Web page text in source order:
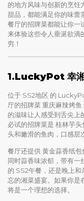
的地方风味与创新的烹饪
甜品，都能满足你的味蕾
餐厅的招牌菜都能让你一
来体验这些令人垂涎欲滴
穷！
1.LuckyPot 幸湘
位于 SS2地区 的
厅的招牌菜 重庆麻辣烤
的滋味让人感受到舌尖上
必试的招牌菜是 桂林芋
头和嫩滑的鱼肉，口感层
餐厅还提供 黄金蒜香纸
同时蒜香味浓郁，带有一
的 SS2午餐，还是晚上
忘的湘菜盛宴。如果你
将是一个理想的选择。